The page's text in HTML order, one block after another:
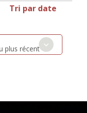
Tri par date
plus récent